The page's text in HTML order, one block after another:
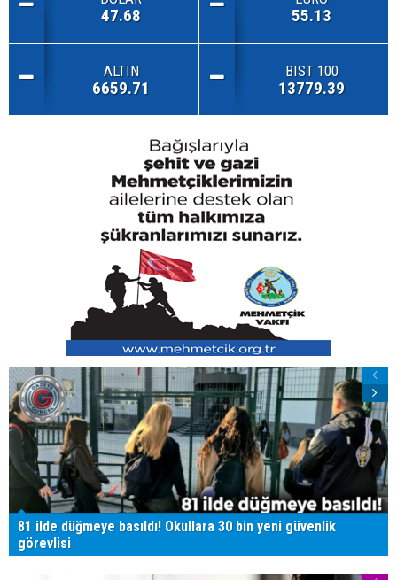
47.68 55.13
ALTIN
6659.71
BIST 100
13779.39
81 ilde düğmeye basıldı! Okullara 30 bin yeni güvenlik
görevlisi